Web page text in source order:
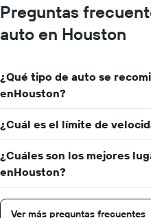
Preguntas
auto en Houston
¿Qué tipo de auto se
enHouston?
¿Cuál es el límite de
¿Cuáles son los mejores
enHouston?
Ver más preguntas frecuentes